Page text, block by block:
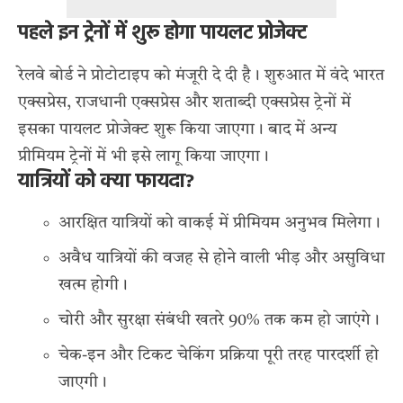
पहले इन ट्रेनों में शुरू होगा पायलट प्रोजेक्ट
रेलवे बोर्ड ने प्रोटोटाइप को मंजूरी दे दी है। शुरुआत में वंदे भारत
एक्सप्रेस, राजधानी एक्सप्रेस और शताब्दी एक्सप्रेस ट्रेनों में
इसका पायलट प्रोजेक्ट शुरू किया जाएगा। बाद में अन्य
प्रीमियम ट्रेनों में भी इसे लागू किया जाएगा।
यात्रियों को क्या फायदा?
आरक्षित यात्रियों को वाकई में प्रीमियम अनुभव मिलेगा।
अवैध यात्रियों की वजह से होने वाली भीड़ और असुविधा
खत्म होगी।
चोरी और सुरक्षा संबंधी खतरे 90% तक कम हो जाएंगे।
चेक-इन और टिकट चेकिंग प्रक्रिया पूरी तरह पारदर्शी हो
जाएगी।